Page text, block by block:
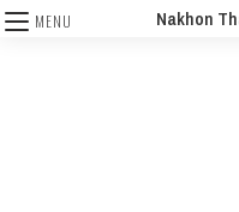
MENU Nakhon